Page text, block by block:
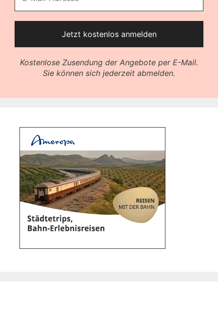
Kostenlose Zusendung der Angebote per E-Mail.
Sie können sich jederzeit abmelden.